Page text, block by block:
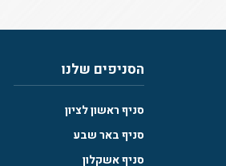
הסניפים שלנו
סניף ראשון לציון
סניף באר שבע
סניף אשקלון